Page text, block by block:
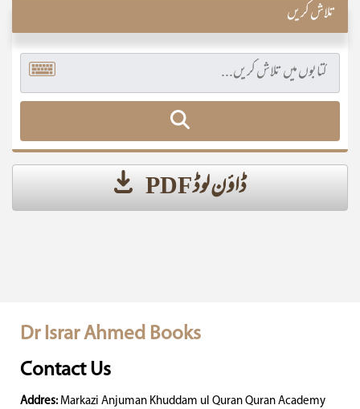
تلاش کریں
ڈاؤن لوڈ PDF
Dr Israr Ahmed Books
Contact Us
Addres: Markazi Anjuman Khuddam ul Quran Quran Academy